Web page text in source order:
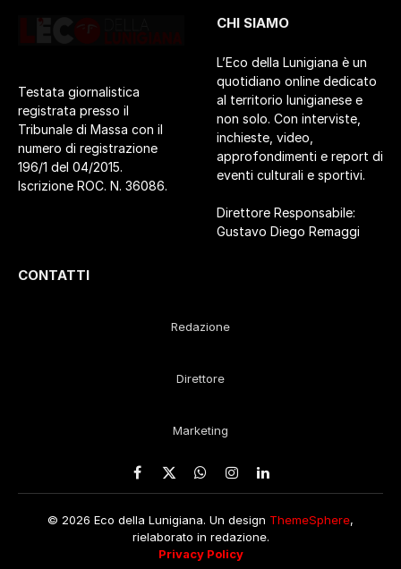
Testata giornalistica
registrata presso il
Tribunale di Massa con il
numero di registrazione
196/1 del 04/2015.
Iscrizione ROC. N. 36086.
CHI SIAMO
L’Eco della Lunigiana è un
quotidiano online dedicato
al territorio lunigianese e
non solo. Con interviste,
inchieste, video,
approfondimenti e report di
eventi culturali e sportivi.
Direttore Responsabile:
Gustavo Diego Remaggi
CONTATTI
Redazione
Direttore
Marketing
Facebook
X
WhatsApp
Instagram
LinkedIn
© 2026 Eco della Lunigiana. Un design ThemeSphere,
rielaborato in redazione.
Privacy Policy